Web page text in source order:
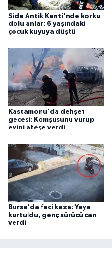
Side Antik Kenti'nde korku
dolu anlar: 6 yaşındaki
çocuk kuyuya düştü
Kastamonu'da dehşet
gecesi: Komşusunu vurup
evini ateşe verdi
Bursa'da feci kaza: Yaya
kurtuldu, genç sürücü can
verdi